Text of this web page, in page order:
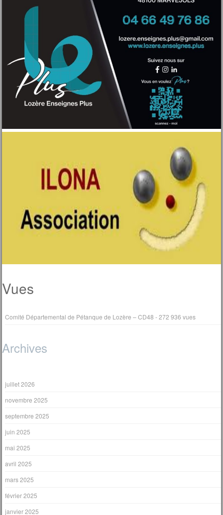
Vues
Comité Départemental de Pétanque de Lozère – CD48 - 272 936 vues
Archives
juillet 2026
novembre 2025
septembre 2025
juin 2025
mai 2025
avril 2025
mars 2025
février 2025
janvier 2025